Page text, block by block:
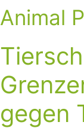
Animal
gegen